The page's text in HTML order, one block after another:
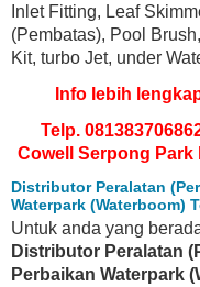
Inlet Fitting, Leaf
(Pembatas), Pool
Kit, turbo Jet, under
Info lebih
Telp.
Cowell Serpong Park
Distributor Peralatan
Waterpark (Waterboom)
Untuk anda yang
Distributor Peralatan
Perbaikan Waterpark